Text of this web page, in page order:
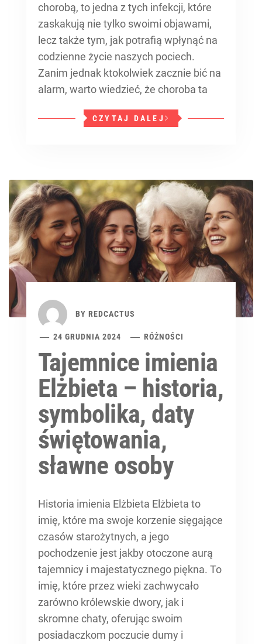
chorobą, to jedna z tych infekcji, które
zaskakują nie tylko swoimi objawami,
lecz także tym, jak potrafią wpłynąć na
codzienne życie naszych pociech.
Zanim jednak ktokolwiek zacznie bić na
alarm, warto wiedzieć, że choroba ta
CZYTAJ DALEJ
BY REDCACTUS
24 GRUDNIA 2024 RÓŻNOŚCI
Tajemnice imienia
Elżbieta – historia,
symbolika, daty
świętowania,
sławne osoby
Historia imienia Elżbieta Elżbieta to
imię, które ma swoje korzenie sięgające
czasów starożytnych, a jego
pochodzenie jest jakby otoczone aurą
tajemnicy i majestatycznego piękna. To
imię, które przez wieki zachwycało
zarówno królewskie dwory, jak i
skromne chaty, oferując swoim
posiadaczkom poczucie dumy i